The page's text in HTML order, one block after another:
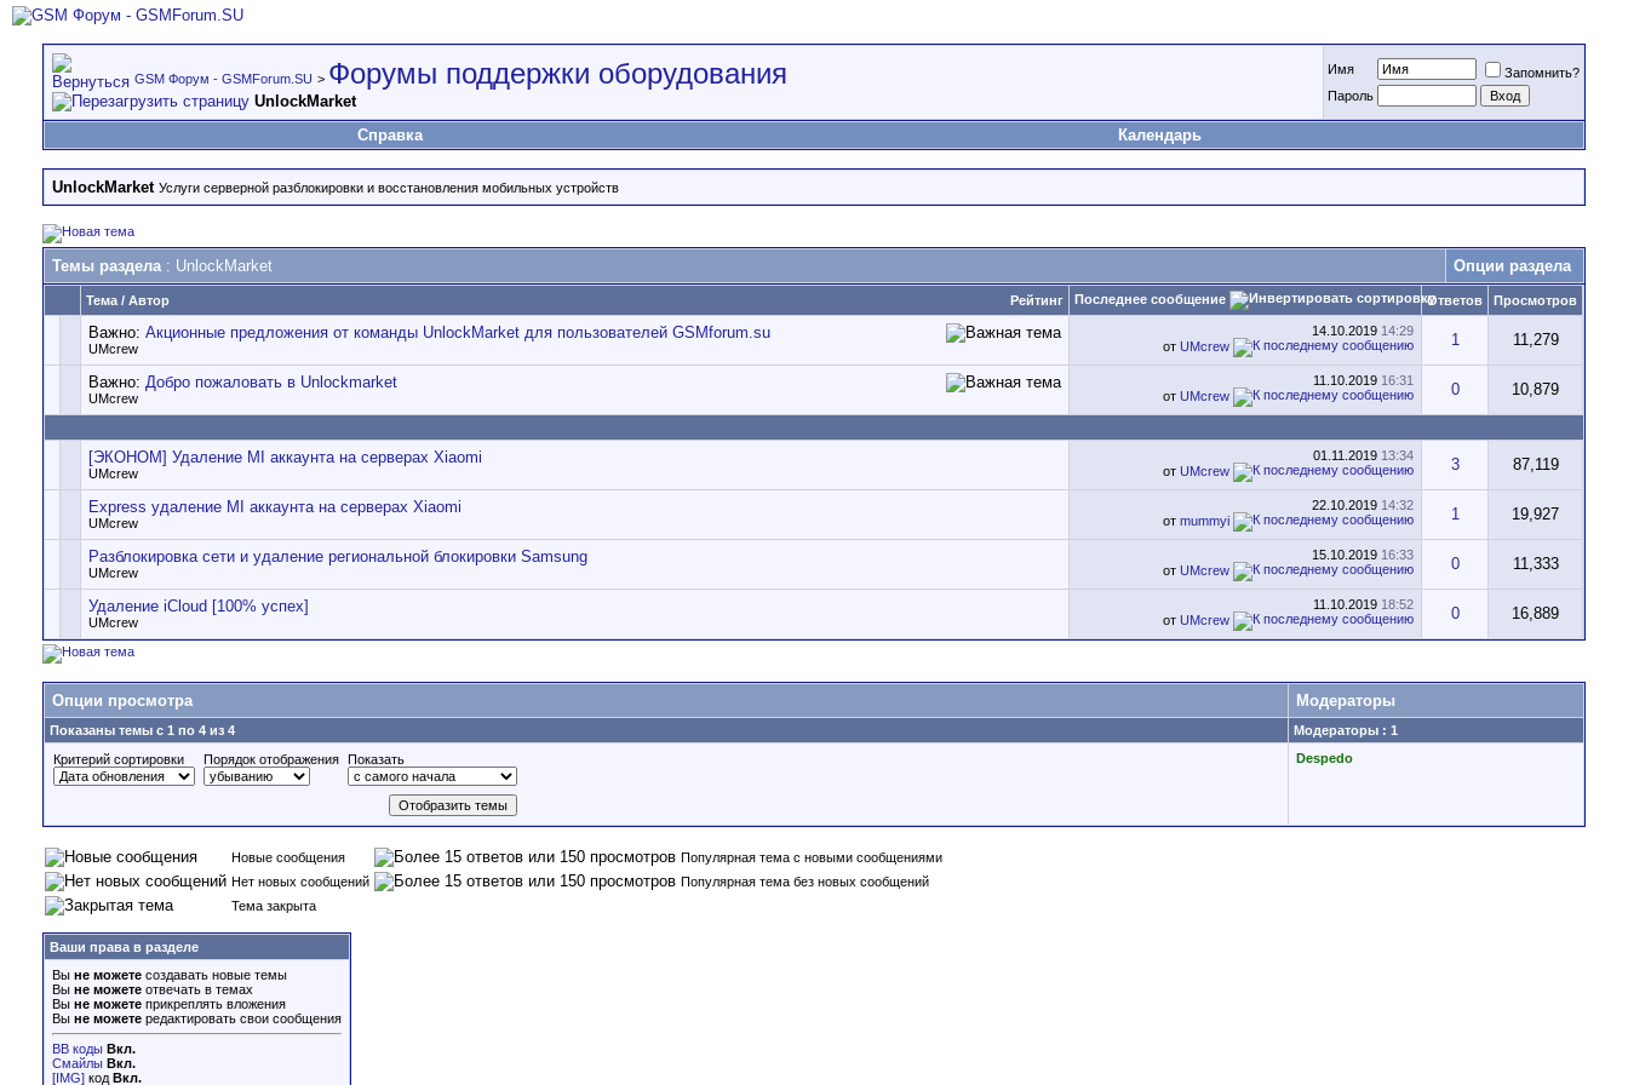
GSM Форум - GSMForum.SU > Форумы поддержки оборудования
UnlockMarket
Имя
Запомнить?
Пароль
Справка Календарь
UnlockMarket Услуги серверной разблокировки и восстановления мобильных устройств
Темы раздела: UnlockMarket Опции раздела
Рейтинг
Тема / Автор Последнее сообщение Ответов Просмотров
Важно: Акционные предложения от команды UnlockMarket для пользователей GSMforum.su
UMcrew
14.10.2019 14:29
от UMcrew 1 11,279
Важно: Добро пожаловать в Unlockmarket
UMcrew
11.10.2019 16:31
от UMcrew 0 10,879
[ЭКОНОМ] Удаление MI аккаунта на серверах Xiaomi
UMcrew
01.11.2019 13:34
от UMcrew 3 87,119
Express удаление MI аккаунта на серверах Xiaomi
UMcrew
22.10.2019 14:32
от mummyi 1 19,927
Разблокировка сети и удаление региональной блокировки Samsung
UMcrew
15.10.2019 16:33
от UMcrew 0 11,333
Удаление iCloud [100% успех]
UMcrew
11.10.2019 18:52
от UMcrew 0 16,889
Опции просмотра Модераторы
Показаны темы с 1 по 4 из 4
Модераторы : 1
Критерий сортировки
Порядок отображения Показать Despedo
Новые сообщения
Популярная тема с новыми сообщениями
Нет новых сообщений
Популярная тема без новых сообщений
Тема закрыта
Ваши права в разделе
Вы не можете создавать новые темы
Вы не можете отвечать в темах
Вы не можете прикреплять вложения
Вы не можете редактировать свои сообщения
BB коды Вкл.
Смайлы Вкл.
[IMG] код Вкл.